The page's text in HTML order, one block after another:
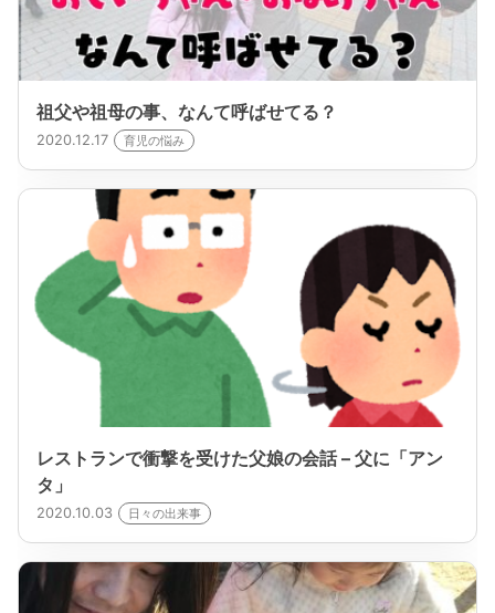
祖父や祖母の事、なんて呼ばせてる？
2020.12.17 育児の悩み
レストランで衝撃を受けた父娘の会話 – 父に「アン
タ」
2020.10.03 日々の出来事